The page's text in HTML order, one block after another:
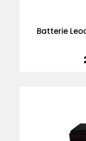
Batterie